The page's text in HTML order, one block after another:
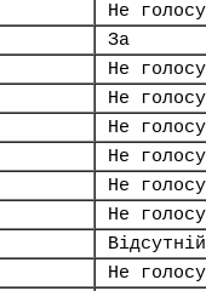
Не
За
Не
Не
Не
Не
Не
Не
Відсутній
Не